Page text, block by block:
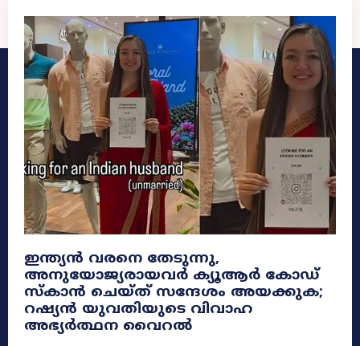
ഇന്ത്യൻ വരനെ തേടുന്നു,
അനുയോജ്യരായവർ ക്യൂആര്‍ കോഡ്
സ്കാന്‍ ചെയ്ത് സന്ദേശം അയക്കുക;
റഷ്യൻ യുവതിയുടെ വിവാഹ
അഭ്യർത്ഥന വൈറൽ